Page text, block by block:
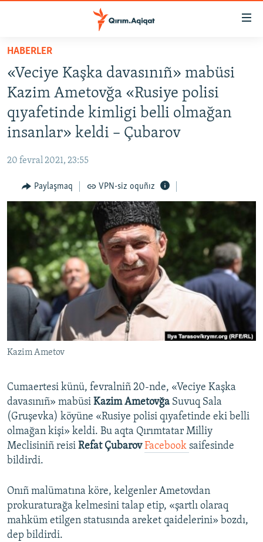
Esas
qaytmaq
Baş
navigatsiyağa
qaytmaq
Qıdıruvğa
SİYASET
İQTİSADİYAT
CEMİYET
İNSAN AQLARI
VİDEO
SÜRET
BLOGLAR
FİKİR
Русский
Українською
QOŞULIÑIZ!
RFE/RS bütün saytları
HABERLER
«Veciye Kaşka davasınıñ» mabüsi
Kazim Ametovğa «Rusiye polisi
qıyafetinde kimligi belli olmağan
insanlar» keldi – Çubarov
20 fevral 2021, 23:55
Paylaşmaq VPN-siz oquñız
Kazim Ametov
Cumaertesi künü, fevralniñ 20-nde, «Veciye Kaşka
davasınıñ» mabüsi Kazim Ametovğa Suvuq Sala
(Gruşevka) köyüne «Rusiye polisi qıyafetinde eki belli
olmağan kişi» keldi. Bu aqta Qırımtatar Milliy
Meclisiniñ reisi Refat ÇubarovFacebook saifesinde
bildirdi.
Onıñ malümatına köre, kelgenler Ametovdan
prokuraturağa kelmesini talap etip, «şartlı olaraq
mahküm etilgen statusında areket qaidelerini» bozdı,
dep bildirdi.